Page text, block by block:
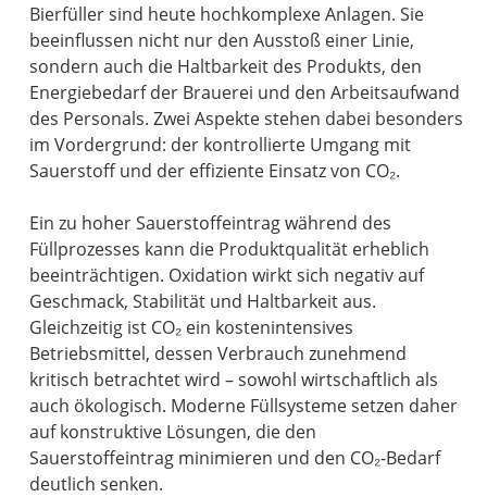
Bierfüller sind heute hochkomplexe Anlagen. Sie
beeinflussen nicht nur den Ausstoß einer Linie,
sondern auch die Haltbarkeit des Produkts, den
Energiebedarf der Brauerei und den Arbeitsaufwand
des Personals. Zwei Aspekte stehen dabei besonders
im Vordergrund: der kontrollierte Umgang mit
Sauerstoff und der effiziente Einsatz von CO₂.
Ein zu hoher Sauerstoffeintrag während des
Füllprozesses kann die Produktqualität erheblich
beeinträchtigen. Oxidation wirkt sich negativ auf
Geschmack, Stabilität und Haltbarkeit aus.
Gleichzeitig ist CO₂ ein kostenintensives
Betriebsmittel, dessen Verbrauch zunehmend
kritisch betrachtet wird – sowohl wirtschaftlich als
auch ökologisch. Moderne Füllsysteme setzen daher
auf konstruktive Lösungen, die den
Sauerstoffeintrag minimieren und den CO₂-Bedarf
deutlich senken.